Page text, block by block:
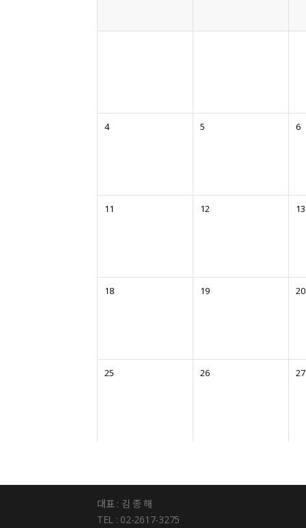
4 5 6
11 12 13
18 19 20
25 26 27
대표 : 김 종 해
TEL : 02-2617-3275